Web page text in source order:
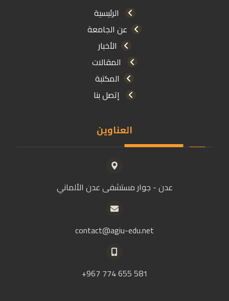
الرئيسية
عن الجامعة
الأخبار
المقالات
المكتبة
إتصل بنا
العناوين
عدن - جوار مستشفى عدن الألماني
contact@agiu-edu.net
581 655 774 967+